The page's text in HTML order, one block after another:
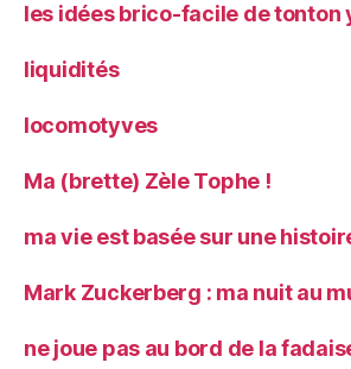
les idées brico-facile de tonton
liquidités
locomotyves
Ma (brette) Zèle Tophe !
ma vie est basée sur une
Mark Zuckerberg : ma nuit au
ne joue pas au bord de la